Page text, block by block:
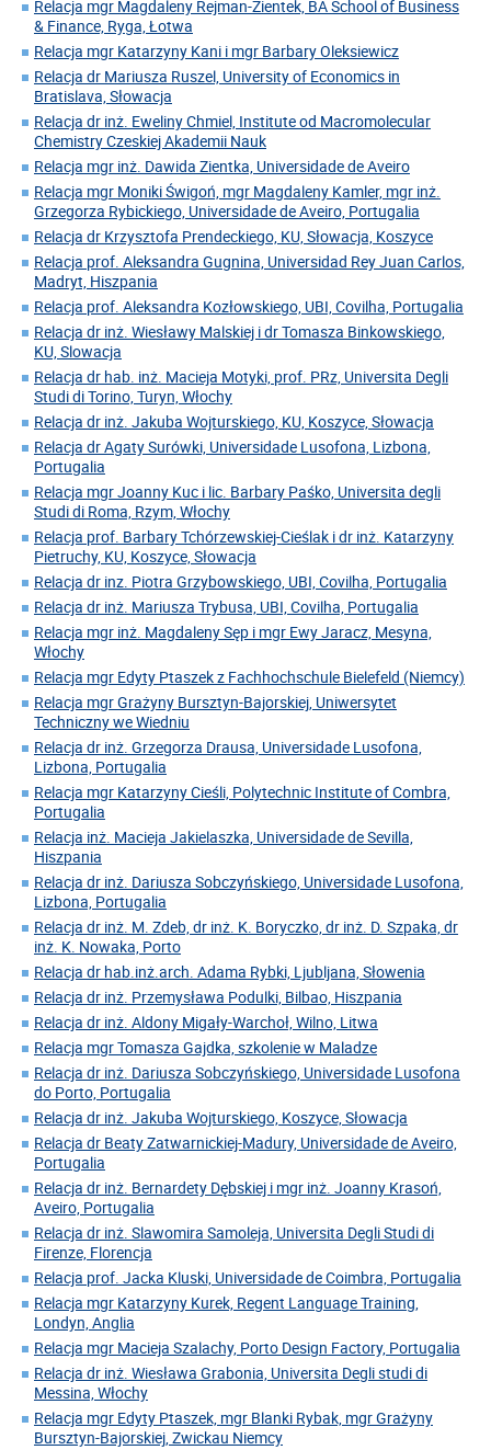
Relacja mgr Magdaleny Rejman-Zientek, BA School of Business
& Finance, Ryga, Łotwa
Relacja mgr Katarzyny Kani i mgr Barbary Oleksiewicz
Relacja dr Mariusza Ruszel, University of Economics in
Bratislava, Słowacja
Relacja dr inż. Eweliny Chmiel, Institute od Macromolecular
Chemistry Czeskiej Akademii Nauk
Relacja mgr inż. Dawida Zientka, Universidade de Aveiro
Relacja mgr Moniki Świgoń, mgr Magdaleny Kamler, mgr inż.
Grzegorza Rybickiego, Universidade de Aveiro, Portugalia
Relacja dr Krzysztofa Prendeckiego, KU, Słowacja, Koszyce
Relacja prof. Aleksandra Gugnina, Universidad Rey Juan Carlos,
Madryt, Hiszpania
Relacja prof. Aleksandra Kozłowskiego, UBI, Covilha, Portugalia
Relacja dr inż. Wiesławy Malskiej i dr Tomasza Binkowskiego,
KU, Slowacja
Relacja dr hab. inż. Macieja Motyki, prof. PRz, Universita Degli
Studi di Torino, Turyn, Włochy
Relacja dr inż. Jakuba Wojturskiego, KU, Koszyce, Słowacja
Relacja dr Agaty Surówki, Universidade Lusofona, Lizbona,
Portugalia
Relacja mgr Joanny Kuc i lic. Barbary Paśko, Universita degli
Studi di Roma, Rzym, Włochy
Relacja prof. Barbary Tchórzewskiej-Cieślak i dr inż. Katarzyny
Pietruchy, KU, Koszyce, Słowacja
Relacja dr inz. Piotra Grzybowskiego, UBI, Covilha, Portugalia
Relacja dr inż. Mariusza Trybusa, UBI, Covilha, Portugalia
Relacja mgr inż. Magdaleny Sęp i mgr Ewy Jaracz, Mesyna,
Włochy
Relacja mgr Edyty Ptaszek z Fachhochschule Bielefeld (Niemcy)
Relacja mgr Grażyny Bursztyn-Bajorskiej, Uniwersytet
Techniczny we Wiedniu
Relacja dr inż. Grzegorza Drausa, Universidade Lusofona,
Lizbona, Portugalia
Relacja mgr Katarzyny Cieśli, Polytechnic Institute of Combra,
Portugalia
Relacja inż. Macieja Jakielaszka, Universidade de Sevilla,
Hiszpania
Relacja dr inż. Dariusza Sobczyńskiego, Universidade Lusofona,
Lizbona, Portugalia
Relacja dr inż. M. Zdeb, dr inż. K. Boryczko, dr inż. D. Szpaka, dr
inż. K. Nowaka, Porto
Relacja dr hab.inż.arch. Adama Rybki, Ljubljana, Słowenia
Relacja dr inż. Przemysława Podulki, Bilbao, Hiszpania
Relacja dr inż. Aldony Migały-Warchoł, Wilno, Litwa
Relacja mgr Tomasza Gajdka, szkolenie w Maladze
Relacja dr inż. Dariusza Sobczyńskiego, Universidade Lusofona
do Porto, Portugalia
Relacja dr inż. Jakuba Wojturskiego, Koszyce, Słowacja
Relacja dr Beaty Zatwarnickiej-Madury, Universidade de Aveiro,
Portugalia
Relacja dr inż. Bernardety Dębskiej i mgr inż. Joanny Krasoń,
Aveiro, Portugalia
Relacja dr inż. Slawomira Samoleja, Universita Degli Studi di
Firenze, Florencja
Relacja prof. Jacka Kluski, Universidade de Coimbra, Portugalia
Relacja mgr Katarzyny Kurek, Regent Language Training,
Londyn, Anglia
Relacja mgr Macieja Szalachy, Porto Design Factory, Portugalia
Relacja dr inż. Wiesława Grabonia, Universita Degli studi di
Messina, Włochy
Relacja mgr Edyty Ptaszek, mgr Blanki Rybak, mgr Grażyny
Bursztyn-Bajorskiej, Zwickau Niemcy